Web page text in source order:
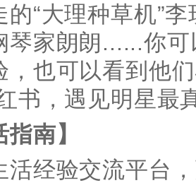
“大理种草机”
琴家朗朗......你
，也可以看到他
书，遇见明星最
指南】
活经验交流平台